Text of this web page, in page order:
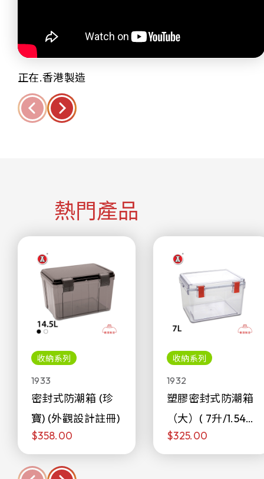
正在.香港製造
熱門產品
收納系列
1933
密封式防潮箱 (珍
寶) (外觀設計註冊)
$358.00
收納系列
1932
塑膠密封式防潮箱
（大）( 7升/1.54加
侖)
$325.00